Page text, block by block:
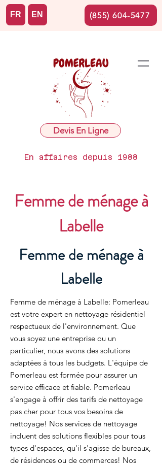
Devis En Ligne
En affaires depuis 1988
FR EN (855) 604-5477
Femme de ménage à
Labelle
Femme de ménage à
Labelle
Femme de ménage à Labelle: Pomerleau
est votre expert en nettoyage résidentiel
respectueux de l'environnement. Que
vous soyez une entreprise ou un
particulier, nous avons des solutions
adaptées à tous les budgets. L'équipe de
Pomerleau est formée pour assurer un
service efficace et fiable. Pomerleau
s'engage à offrir des tarifs de nettoyage
pas cher pour tous vos besoins de
nettoyage! Nos services de nettoyage
incluent des solutions flexibles pour tous
types d'espaces, qu'il s'agisse de bureaux,
de résidences ou de commerces! Nos